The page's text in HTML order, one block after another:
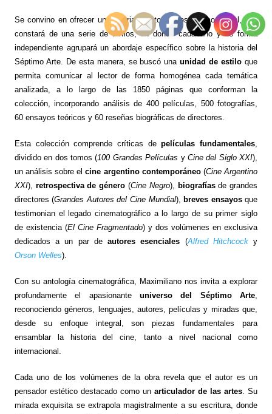
Se convino en ofrecer un material, tanto impreso como digital, que
constará de una serie de tomos, en donde cada uno y de forma
independiente agrupará un abordaje específico sobre la historia del
Séptimo Arte. De esta manera, se buscó unaunidad de estiloque
permita comunicar al lector de forma homogénea cada temática
analizada, a lo largo de las 1850 páginas que conforman la
colección, incorporando análisis de 400 películas, 500 fotografías,
60 ensayos teóricos y 60 reseñas biográficas de directores.
Esta colección comprende críticas depelículas fundamentales,
dividido en dos tomos (100 Grandes Películas y Cine del Siglo XXI),
un análisis sobre el cine argentino contemporáneo(Cine Argentino
XXI), retrospectiva de género (Cine Negro), biografíasde grandes
directores (Grandes Autores del Cine Mundial), breves ensayosque
testimonian el legado cinematográfico a lo largo de su primer siglo
de existencia (El Cine Fragmentado) y dos volúmenes en exclusiva
dedicados a un par deautores esenciales (Alfred Hitchcocky
Orson Welles).
Con su antología cinematográfica, Maximiliano nos invita a explorar
profundamente el apasionante universo del Séptimo Arte,
reconociendo géneros, lenguajes, autores, películas y miradas que,
desde su enfoque integral, son piezas fundamentales para
ensamblar la historia del cine, tanto a nivel nacional como
internacional.
Cada uno de los volúmenes de la obra revela que el autor es un
pensador estético destacado como un articulador de las artes. Su
mirada exquisita se extrapola magistralmente a su escritura, donde